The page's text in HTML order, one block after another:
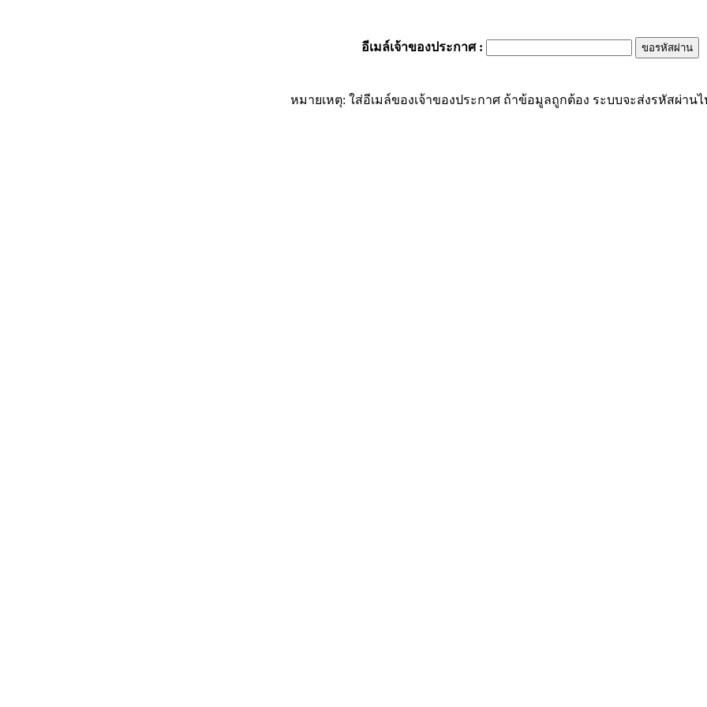
อีเมล์เจ้าของประกาศ:
หมายเหตุ: ใส่อีเมล์ของเจ้าของประกาศ ถ้าข้อมูลถูกต้อง ระบบจะส่งรหัสผ่าน